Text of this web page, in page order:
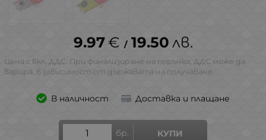
9.97€ / 19.50 лв.
Цена с вкл. ДДС. При финализиране на поръчка, ДДС може да
варира, в зависимост от държавата на получаване.
В наличност Доставка и плащане
бр. КУПИ